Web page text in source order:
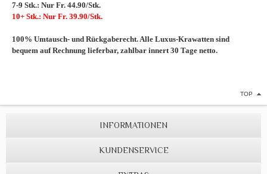
7-9 Stk.: Nur Fr. 44.90/Stk.
10+ Stk.: Nur Fr. 39.90/Stk.
100% Umtausch- und Rückgaberecht. Alle Luxus-Krawatten sind
bequem auf Rechnung lieferbar, zahlbar innert 30 Tage netto.
TOP
INFORMATIONEN
KUNDENSERVICE